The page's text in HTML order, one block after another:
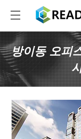
방이동 오피